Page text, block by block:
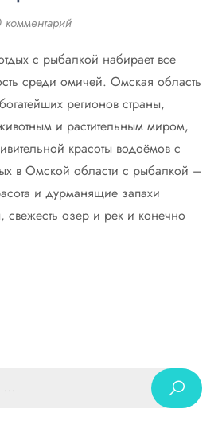
комментарий
с рыбалкой набирает все
среди омичей. Омская область
регионов страны,
и растительным миром,
красоты водоёмов с
в Омской области с рыбалкой –
и дурманящие запахи
озер и рек и конечно